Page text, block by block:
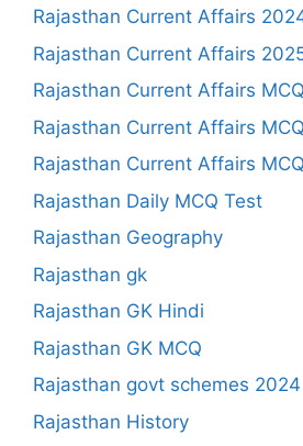
Rajasthan Current Affairs
Rajasthan Current Affairs
Rajasthan Current Affairs
Rajasthan Current Affairs
Rajasthan Current Affairs
Rajasthan Daily MCQ Test
Rajasthan Geography
Rajasthan gk
Rajasthan GK Hindi
Rajasthan GK MCQ
Rajasthan govt schemes 2024
Rajasthan History